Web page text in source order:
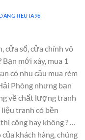
cửa sổ, cửa chính vô
mới xây, mua 1
có nhu cầu mua rèm
Phòng nhưng bạn
về chất lượng tranh
tranh có bền
công hay không ? …
khách hàng, chúng